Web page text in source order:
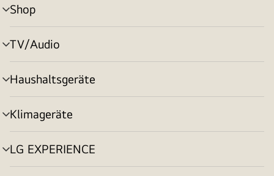
Shop
Menü
umschalten
TV/Audio
Menü
umschalten
Haushaltsgeräte
Menü
umschalten
Klimageräte
Menü
umschalten
LG EXPERIENCE
Menü
umschalten